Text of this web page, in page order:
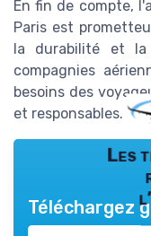
En fin de compte,
Paris est
la durabilité et la
compagnies
besoins des
et responsables.
Les
Téléchargez